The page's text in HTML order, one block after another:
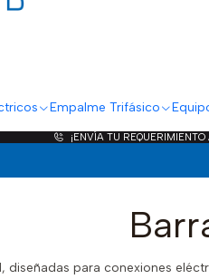
Empalme Trifásico
¡ENVÍA TU REQUERIMIENTO
para conexiones